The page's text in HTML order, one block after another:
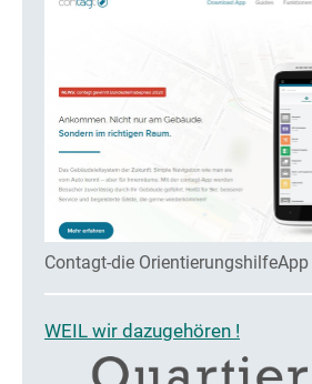
Contagt-die OrientierungshilfeApp
WEIL wir dazugehören !